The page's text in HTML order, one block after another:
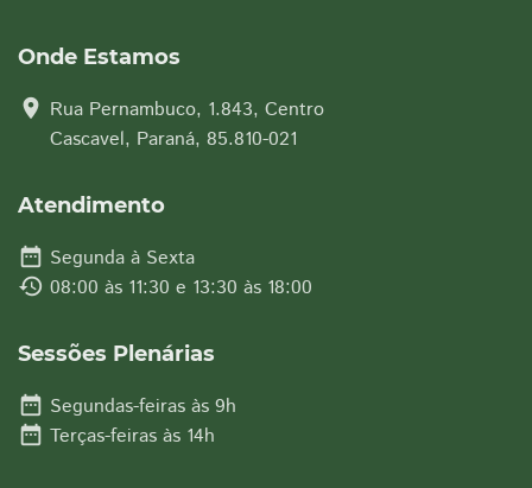
Onde Estamos
location_on Rua Pernambuco, 1.843, Centro
Cascavel, Paraná, 85.810-021
Atendimento
date_range Segunda à Sexta
history 08:00 às 11:30 e 13:30 às 18:00
Sessões Plenárias
date_range Segundas-feiras às 9h
date_range Terças-feiras às 14h